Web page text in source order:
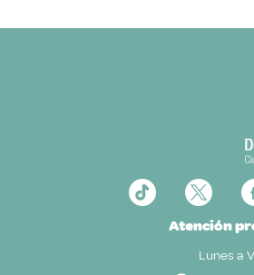
Atención
Lunes a